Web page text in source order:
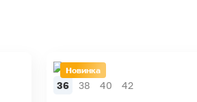
Новинка
36 38 40 42